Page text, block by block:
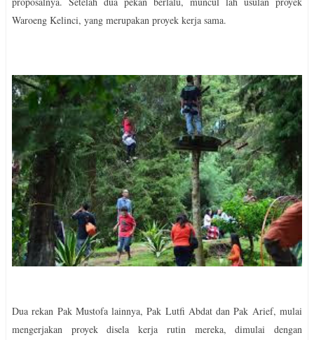
Waroeng Kelinci, yang merupakan proyek kerja sama.
Dua rekan Pak Mustofa lainnya, Pak Lutfi Abdat dan Pak Arief, mulai
mengerjakan proyek disela kerja rutin mereka, dimulai dengan